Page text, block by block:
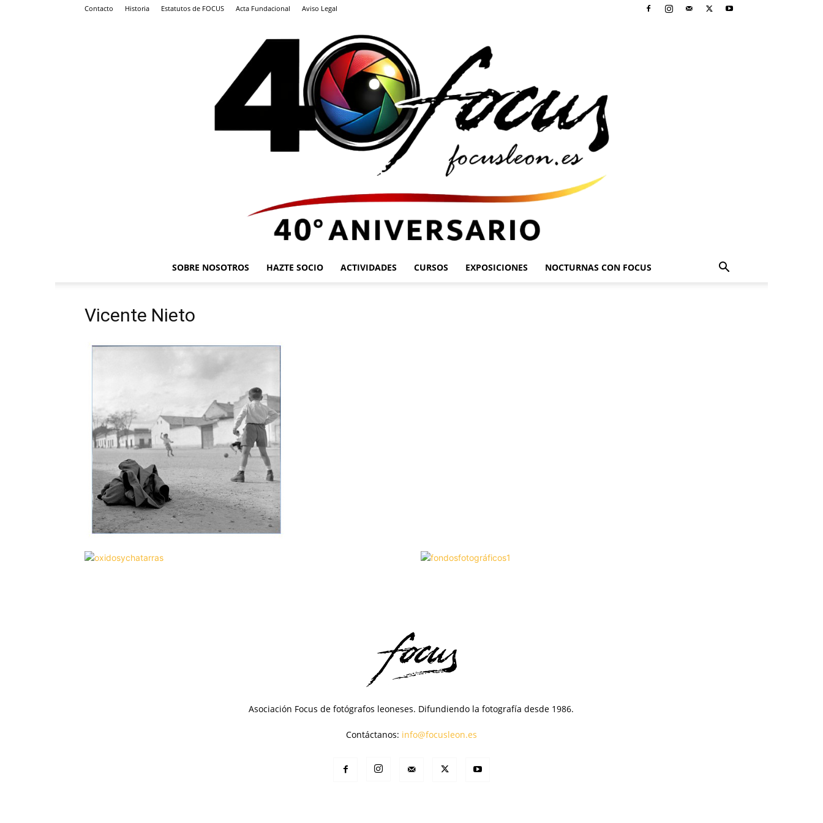
Contacto Historia Estatutos de FOCUS Acta Fundacional Aviso Legal
SOBRE NOSOTROS HAZTE SOCIO ACTIVIDADES CURSOS EXPOSICIONES NOCTURNAS CON FOCUS
Vicente Nieto
Asociación Focus de fotógrafos leoneses. Difundiendo la fotografía desde 1986.
Contáctanos: info@focusleon.es